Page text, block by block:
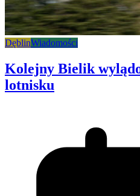
DęblinWiadomości
Kolejny Bielik
lotnisku